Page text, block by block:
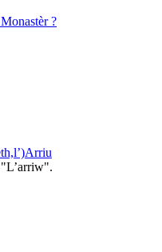
?